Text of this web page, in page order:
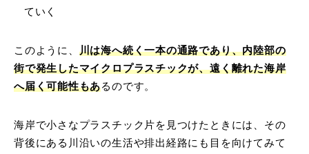
ていく
このように、 川は海へ続く一本の通路であり、内陸部の
街で発生したマイクロプラスチックが、遠く離れた海岸
へ届く可能性もあるのです。
海岸で小さなプラスチック片を見つけたときには、その
背後にある川沿いの生活や排出経路にも目を向けてみて